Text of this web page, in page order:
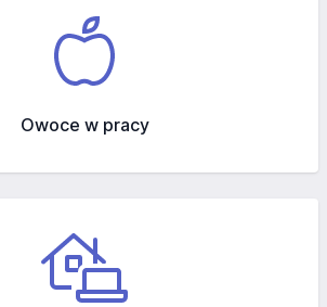
Owoce w pracy